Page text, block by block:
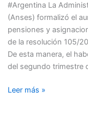
#Argentina La
(Anses) formalizó el
pensiones y
de la resolución 105/
De esta manera, el
del segundo trimestre
DEL
12,12%
A
PARTIR
DE
JUNIO
Leer más »